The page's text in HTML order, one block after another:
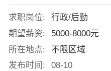
求职岗位:
行政/后勤
期望薪资:
5000-8000元
所在地点:
不限区域
发布时间:
08-10